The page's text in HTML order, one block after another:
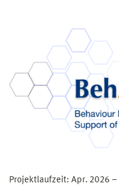
Projektlaufzeit: Apr. 2026 –